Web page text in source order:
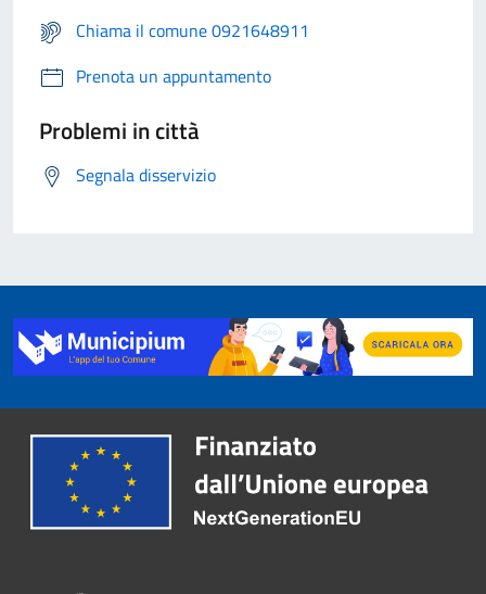
Chiama il comune 0921648911
Prenota un appuntamento
Problemi in città
Segnala disservizio